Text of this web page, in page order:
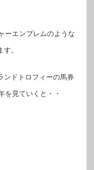
ーエンブレムのような
。
ンドトロフィーの馬券
を見ていくと・・